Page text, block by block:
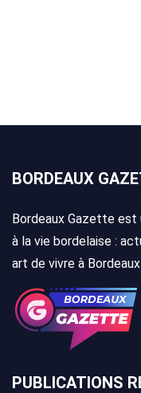
BORDEAUX
Bordeaux Gazette est
à la vie bordelaise :
art de vivre à
PUBLICATIONS